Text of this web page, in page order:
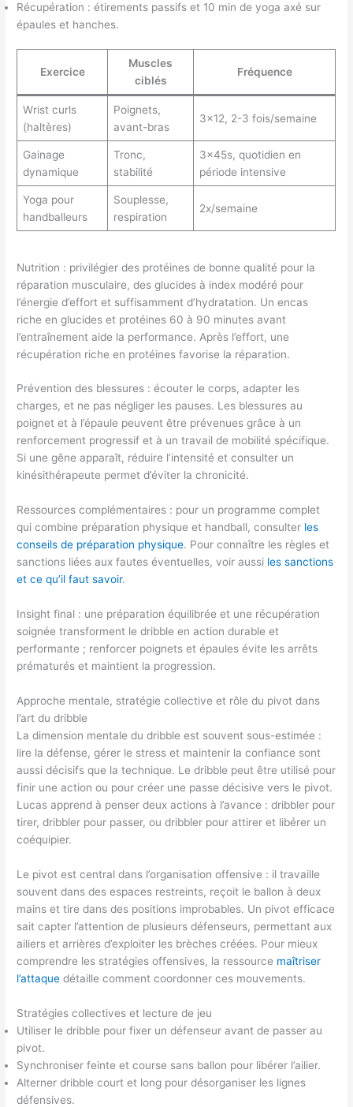
Récupération : étirements passifs et 10 min de yoga axé sur
épaules et hanches.
Exercice
Muscles
ciblés
Fréquence
Wrist curls
(haltères)
Poignets,
avant-bras
3×12, 2-3 fois/semaine
Gainage
dynamique
Tronc,
stabilité
3x45s, quotidien en
période intensive
Yoga pour
handballeurs
Souplesse,
respiration
2x/semaine
Nutrition : privilégier des protéines de bonne qualité pour la
réparation musculaire, des glucides à index modéré pour
l’énergie d’effort et suffisamment d’hydratation. Un encas
riche en glucides et protéines 60 à 90 minutes avant
l’entraînement aide la performance. Après l’effort, une
récupération riche en protéines favorise la réparation.
Prévention des blessures : écouter le corps, adapter les
charges, et ne pas négliger les pauses. Les blessures au
poignet et à l’épaule peuvent être prévenues grâce à un
renforcement progressif et à un travail de mobilité spécifique.
Si une gêne apparaît, réduire l’intensité et consulter un
kinésithérapeute permet d’éviter la chronicité.
Ressources complémentaires : pour un programme complet
qui combine préparation physique et handball, consulter les
conseils de préparation physique. Pour connaître les règles et
sanctions liées aux fautes éventuelles, voir aussi les sanctions
et ce qu’il faut savoir.
Insight final : une préparation équilibrée et une récupération
soignée transforment le dribble en action durable et
performante ; renforcer poignets et épaules évite les arrêts
prématurés et maintient la progression.
Approche mentale, stratégie collective et rôle du pivot dans
l’art du dribble
La dimension mentale du dribble est souvent sous-estimée :
lire la défense, gérer le stress et maintenir la confiance sont
aussi décisifs que la technique. Le dribble peut être utilisé pour
finir une action ou pour créer une passe décisive vers le pivot.
Lucas apprend à penser deux actions à l’avance : dribbler pour
tirer, dribbler pour passer, ou dribbler pour attirer et libérer un
coéquipier.
Le pivot est central dans l’organisation offensive : il travaille
souvent dans des espaces restreints, reçoit le ballon à deux
mains et tire dans des positions improbables. Un pivot efficace
sait capter l’attention de plusieurs défenseurs, permettant aux
ailiers et arrières d’exploiter les brèches créées. Pour mieux
comprendre les stratégies offensives, la ressource maîtriser
l’attaque détaille comment coordonner ces mouvements.
Stratégies collectives et lecture de jeu
Utiliser le dribble pour fixer un défenseur avant de passer au
pivot.
Synchroniser feinte et course sans ballon pour libérer l’ailier.
Alterner dribble court et long pour désorganiser les lignes
défensives.